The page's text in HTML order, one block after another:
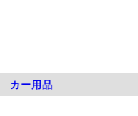
カー用品